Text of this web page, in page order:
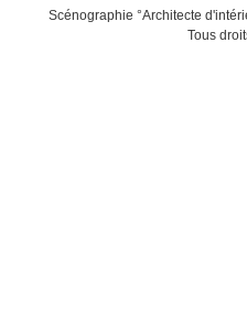
Scénographie °Architecte
Tous